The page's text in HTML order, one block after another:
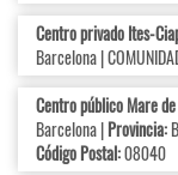
Centro privado Ites-
Barcelona |
Centro público Mare
Barcelona |Provincia:
Código Postal:08040